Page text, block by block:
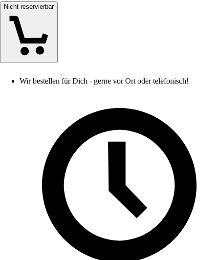
Nicht reservierbar
Wir bestellen für Dich - gerne vor Ort oder telefonisch!